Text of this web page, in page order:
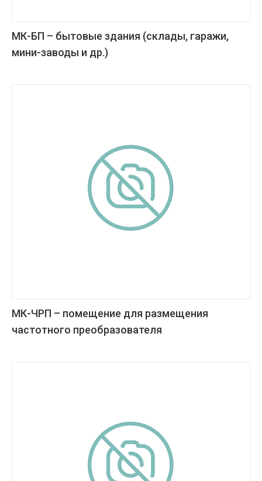
МК-БП – бытовые здания (склады, гаражи,
мини-заводы и др.)
МК-ЧРП – помещение для размещения
частотного преобразователя